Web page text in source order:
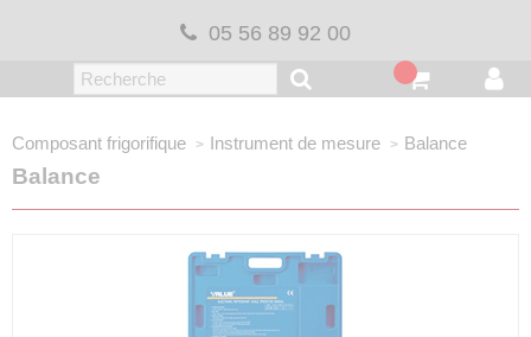
05 56 89 92 00
Composant frigorifique Instrument de mesure Balance
Balance